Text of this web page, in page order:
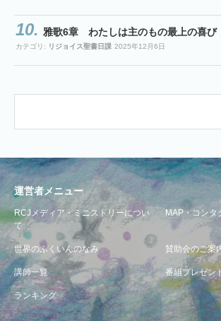
雅歌6章 わたしは主のもの最上の喜び
カテゴリ: リジョイス聖書日課 2025年12月6日
運営者メニュー
RCJメディア・ミニストリーについ
て
MAP・コンタ
世界のふくいんのなみ 賛助会のご案
講師一覧 番組プレゼン
ランキング